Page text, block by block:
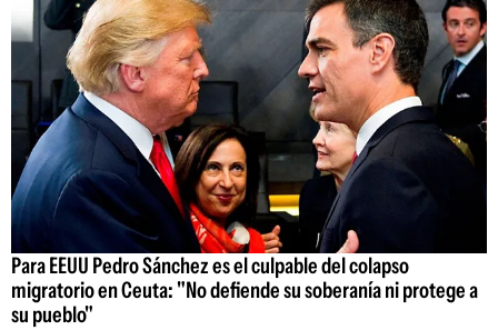
Para EEUU Pedro Sánchez es el culpable del colapso
migratorio en Ceuta: "No defiende su soberanía ni protege a
su pueblo"